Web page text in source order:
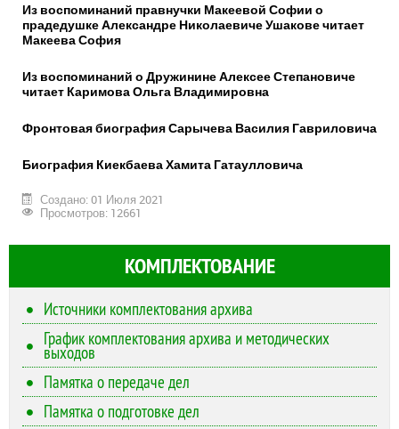
Из воспоминаний правнучки Макеевой Софии о
прадедушке Александре Николаевиче Ушакове читает
Макеева София
Из воспоминаний о Дружинине Алексее Степановиче
читает Каримова Ольга Владимировна
Фронтовая биография Сарычева Василия Гавриловича
Биография Киекбаева Хамита Гатаулловича
Создано: 01 Июля 2021
Просмотров: 12661
КОМПЛЕКТОВАНИЕ
Источники комплектования архива
График комплектования архива и методических
выходов
Памятка о передаче дел
Памятка о подготовке дел